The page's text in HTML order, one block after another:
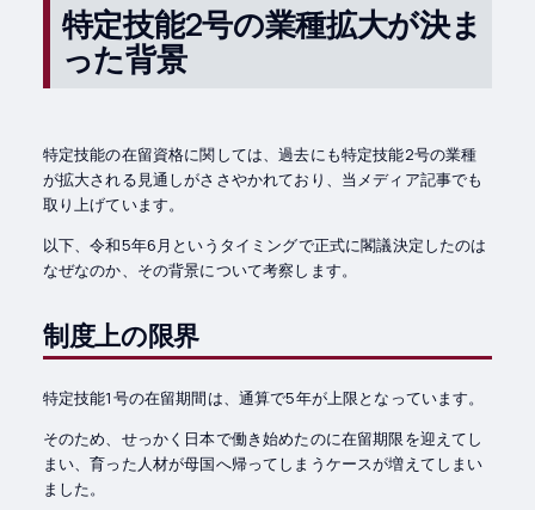
特定技能2号の業種拡大が決ま
った背景
特定技能の在留資格に関しては、過去にも特定技能2号の業種
が拡大される見通しがささやかれており、当メディア記事でも
取り上げています。
以下、令和5年6月というタイミングで正式に閣議決定したのは
なぜなのか、その背景について考察します。
制度上の限界
特定技能1号の在留期間は、通算で5年が上限となっています。
そのため、せっかく日本で働き始めたのに在留期限を迎えてし
まい、育った人材が母国へ帰ってしまうケースが増えてしまい
ました。